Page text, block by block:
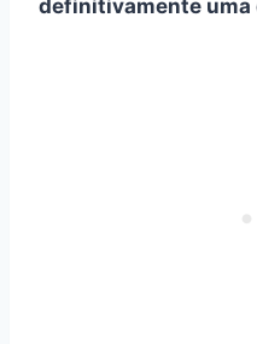
definitivamente uma